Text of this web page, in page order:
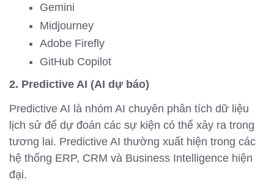
Gemini
Midjourney
Adobe Firefly
GitHub Copilot
2. Predictive AI (AI dự báo)
Predictive AI là nhóm AI chuyên phân tích dữ liệu
lịch sử để dự đoán các sự kiện có thể xảy ra trong
tương lai. Predictive AI thường xuất hiện trong các
hệ thống ERP, CRM và Business Intelligence hiện
đại.